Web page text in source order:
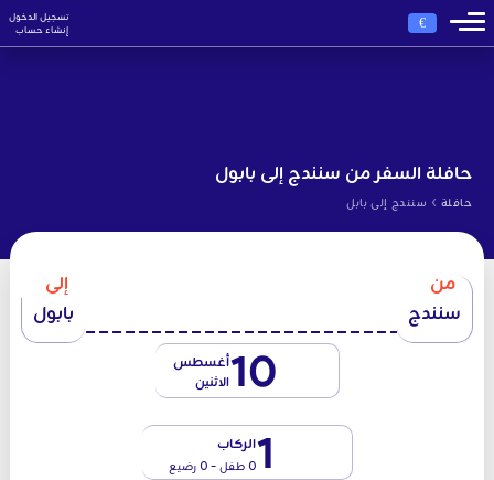
€
تسجيل الدخول
إنشاء حساب
حافلة السفر من سنندج إلى بابول
حافلة › سنندج إلى بابل
من
سنندج
إلى
بابول
10أغسطس
الاثنين
1الركاب
0 طفل - 0 رضيع